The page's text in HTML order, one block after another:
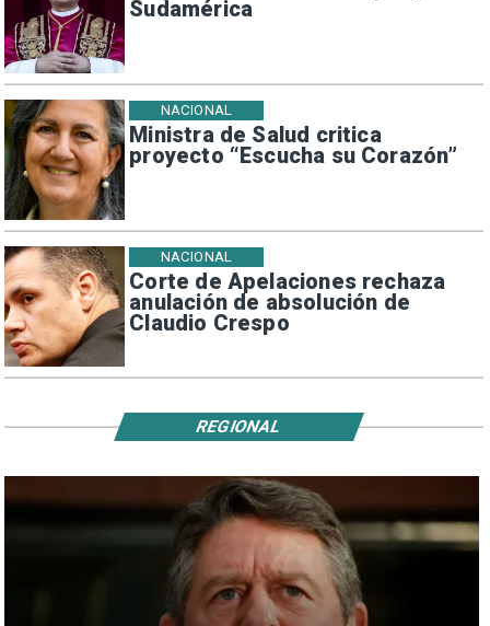
Sudamérica
Ministra de Salud critica
proyecto “Escucha su Corazón”
NACIONAL
Corte de Apelaciones rechaza
anulación de absolución de
Claudio Crespo
NACIONAL
REGIONAL